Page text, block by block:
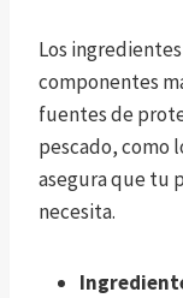
Los
componentes
fuentes de
pescado, como
asegura que tu
necesita.